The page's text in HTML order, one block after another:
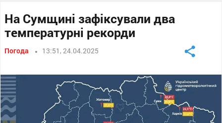
На Сумщині зафіксували два
температурні рекорди
Погода 13:51, 24.04.2025